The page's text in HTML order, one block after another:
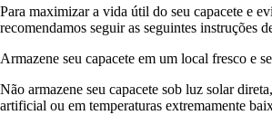
Para maximizar a vida útil do seu capacete e
recomendamos seguir as seguintes instruções
Armazene seu capacete em um local fresco e
Não armazene seu capacete sob luz solar
artificial ou em temperaturas extremamente